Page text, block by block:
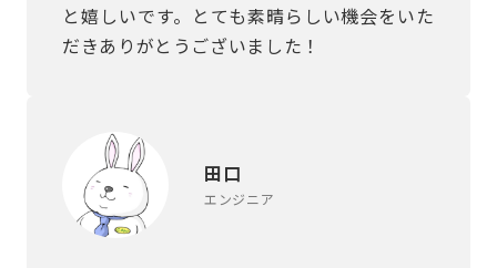
と嬉しいです。とても素晴らしい機会をいた
だきありがとうございました！
田口
エンジニア